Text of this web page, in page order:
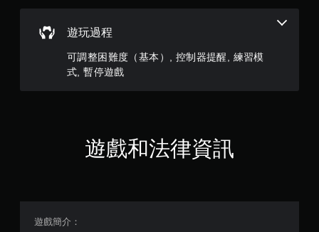
則
評
分
遊玩過程
可調整困難度（基本）, 控制器提醒, 練習模
式, 暫停遊戲
遊戲和法律資訊
遊戲簡介：